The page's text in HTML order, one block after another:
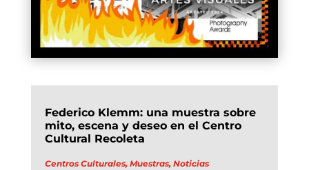
Federico Klemm: una muestra sobre
mito, escena y deseo en el Centro
Cultural Recoleta
Centros Culturales, Muestras, Noticias